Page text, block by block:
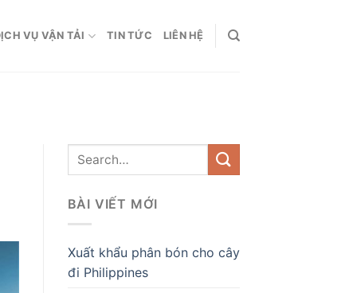
VỤ VẬN TẢI TIN TỨC LIÊN HỆ
BÀI VIẾT MỚI
Xuất khẩu phân bón cho cây
đi Philippines